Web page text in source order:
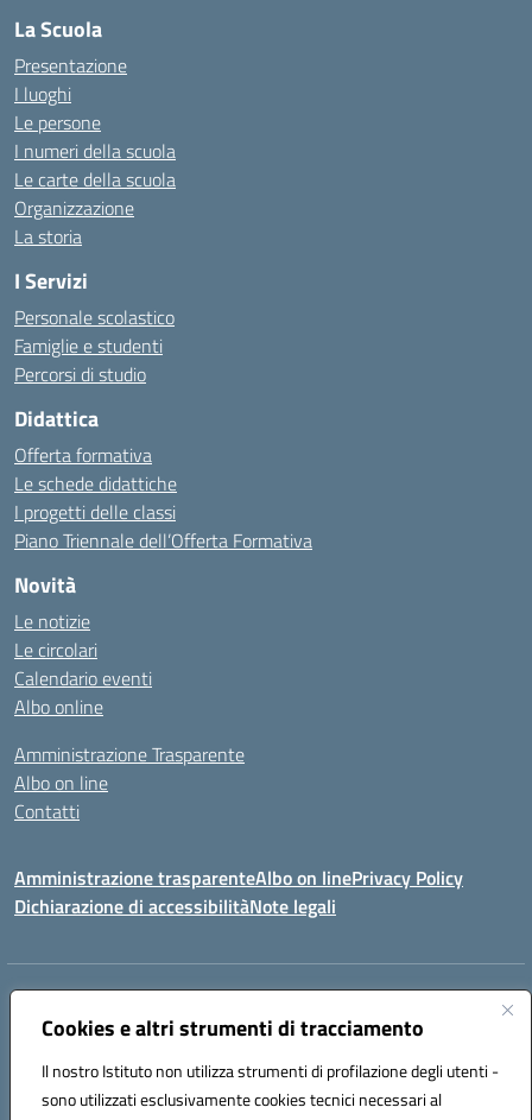
Cookies e altri strumenti di tracciamento
Il nostro Istituto non utilizza strumenti di profilazione degli utenti -
sono utilizzati esclusivamente cookies tecnici necessari al
La Scuola
Presentazione
I luoghi
Le persone
I numeri della scuola
Le carte della scuola
Organizzazione
La storia
I Servizi
Personale scolastico
Famiglie e studenti
Percorsi di studio
Didattica
Offerta formativa
Le schede didattiche
I progetti delle classi
Piano Triennale dell’Offerta Formativa
Novità
Le notizie
Le circolari
Calendario eventi
Albo online
Amministrazione Trasparente
Albo on line
Contatti
Amministrazione trasparenteAlbo on linePrivacy Policy
Dichiarazione di accessibilitàNote legali
Indirizzo:
Centralino:078170786 Email:caic875002@istruzione.it
Codice fiscale: 90027700922